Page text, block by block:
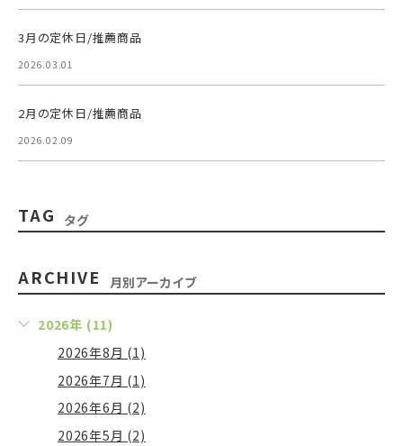
3月の定休日/推薦商品
2026.03.01
2月の定休日/推薦商品
2026.02.09
TAG タグ
ARCHIVE 月別アーカイブ
2026年 (11)
2026年8月 (1)
2026年7月 (1)
2026年6月 (2)
2026年5月 (2)